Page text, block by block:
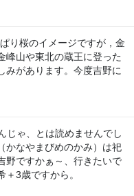
り桜のイメージですが，金
峰山や東北の蔵王に登った
みがあります。今度吉野に
じゃ、とは読めませんでし
かなやまびめのかみ）は祀
ですかぁ～、行きたいで
3歳ですから。